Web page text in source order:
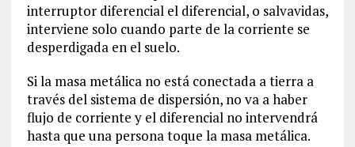
interruptor diferencial el diferencial, o salvavidas,
interviene solo cuando parte de la corriente se
desperdigada en el suelo.
Si la masa metálica no está conectada a tierra a
través del sistema de dispersión, no va a haber
flujo de corriente y el diferencial no intervendrá
hasta que una persona toque la masa metálica.